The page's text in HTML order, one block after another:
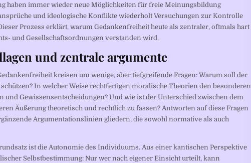
haben immer wieder neue Möglichkeiten für freie Meinungsbildung
und ideologische Konflikte wiederholt Versuchungen zur Kontrolle
Prozess erklärt, warum Gedankenfreiheit heute als zentraler, oftmals hart
und Gesellschaftsordnungen verstanden wird.
und zentrale argumente
kreisen um wenige, aber tiefgreifende Fragen: Warum soll der
In welcher Weise rechtfertigen moralische Theorien den besonderen
und Gewissensentscheidungen? Und wie ist der Unterschied zwischen dem
Äußerung theoretisch und rechtlich zu fassen? Antworten auf diese Fragen
Argumentationslinien gliedern, die sowohl normative als auch
ist die Autonomie des Individuums. Aus einer kantischen Perspektive
Selbstbestimmung: Nur wer nach eigener Einsicht urteilt, kann